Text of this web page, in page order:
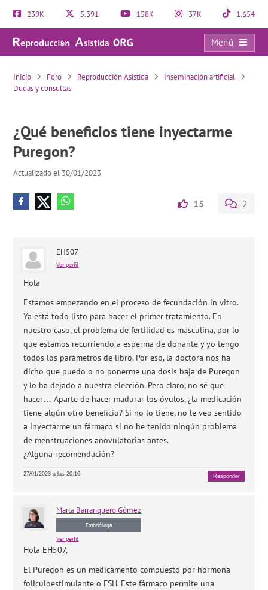
239K 5.391 158K 37K 1.654
Menú
¿Qué beneficios tiene inyectarme Puregon?
Inicio Foro Reproducción Asistida
Inseminación artificial
Dudas y consultas
¿Qué beneficios tiene inyectarme
Puregon?
Actualizado el 30/01/2023
15 2
EH507
Ver perfil
Hola
Estamos empezando en el proceso de fecundación in vitro.
Ya está todo listo para hacer el primer tratamiento. En
nuestro caso, el problema de fertilidad es masculina, por lo
que estamos recurriendo a esperma de donante y yo tengo
todos los parámetros de libro. Por eso, la doctora nos ha
dicho que puedo o no ponerme una dosis baja de Puregon
y lo ha dejado a nuestra elección. Pero claro, no sé que
hacer… Aparte de hacer madurar los óvulos, ¿la medicación
tiene algún otro beneficio? Si no lo tiene, no le veo sentido
a inyectarme un fármaco si no he tenido ningún problema
de menstruaciones anovulatorias antes.
¿Alguna recomendación?
27/01/2023 a las 20:16 Responder
Marta Barranquero Gómez
Embrióloga
Ver perfil
Hola EH507,
El Puregon es un medicamento compuesto por hormona
foliculoestimulante o FSH. Este fármaco permite una